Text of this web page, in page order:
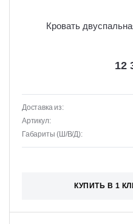
Кровать
12
Доставка из:
Артикул:
Габариты (Ш/В/Д):
КУПИТЬ В 1